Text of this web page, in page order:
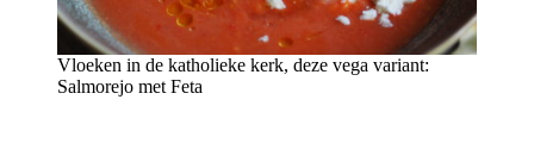
Vloeken in de katholieke kerk, deze vega variant:
Salmorejo met Feta